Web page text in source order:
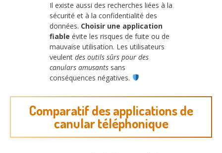
Il existe aussi des recherches liées à la
sécurité et à la confidentialité des
données. Choisir une application
fiable évite les risques de fuite ou de
mauvaise utilisation. Les utilisateurs
veulent des outils sûrs pour des
canulars amusants sans
conséquences négatives.
Comparatif des applications de
canular téléphonique